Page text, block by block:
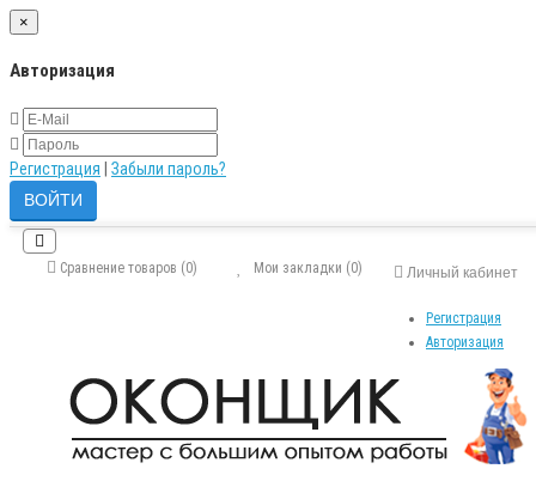
×
Авторизация
Регистрация Забыли пароль?
Личный кабинет
Регистрация
Авторизация
Мои закладки (0)
Сравнение товаров (0)